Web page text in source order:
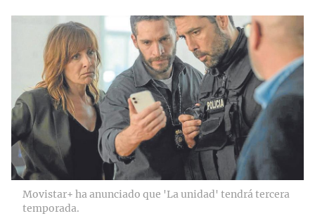
Movistar+ ha anunciado que 'La unidad' tendrá tercera
temporada.